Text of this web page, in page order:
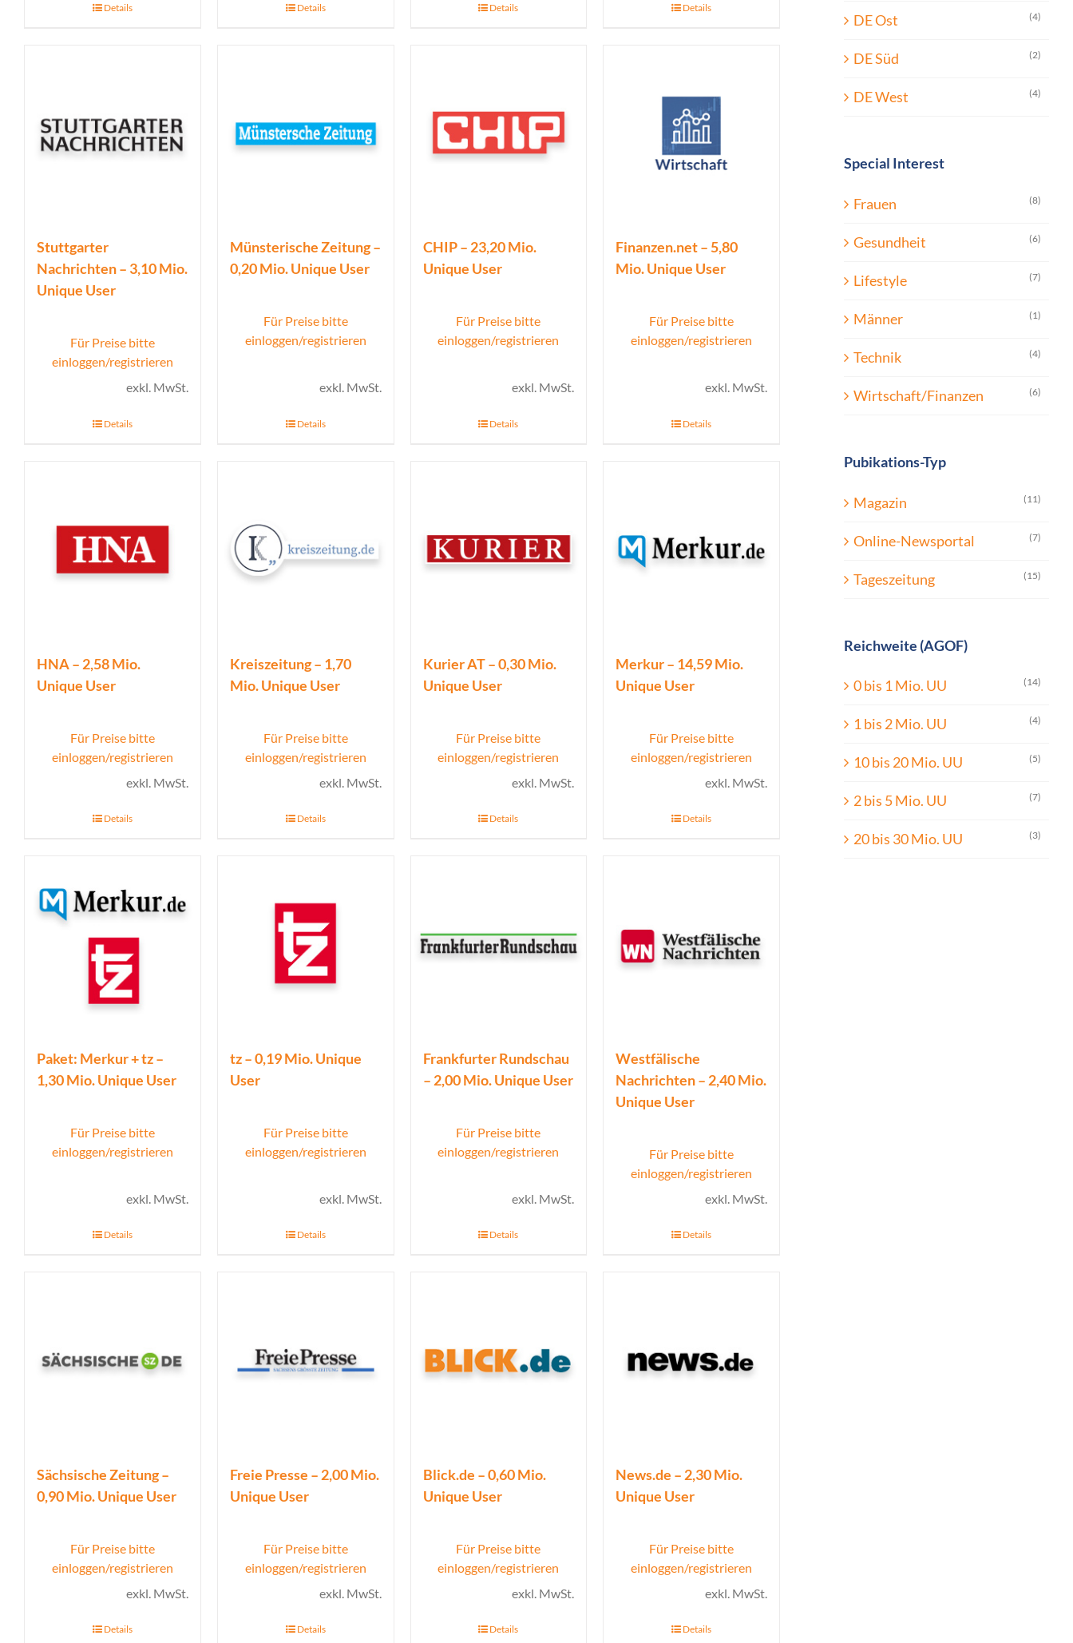
Details Details Details Details
Stuttgarter
Nachrichten – 3,10 Mio.
Unique User
Für Preise bitte
einloggen/registrieren
exkl. MwSt.
Details
Münsterische Zeitung –
0,20 Mio. Unique User
Für Preise bitte
einloggen/registrieren
exkl. MwSt.
Details
CHIP – 23,20 Mio.
Unique User
Für Preise bitte
einloggen/registrieren
exkl. MwSt.
Details
Finanzen.net – 5,80
Mio. Unique User
Für Preise bitte
einloggen/registrieren
exkl. MwSt.
Details
HNA – 2,58 Mio.
Unique User
Für Preise bitte
einloggen/registrieren
exkl. MwSt.
Details
Kreiszeitung – 1,70
Mio. Unique User
Für Preise bitte
einloggen/registrieren
exkl. MwSt.
Details
Kurier AT – 0,30 Mio.
Unique User
Für Preise bitte
einloggen/registrieren
exkl. MwSt.
Details
Merkur – 14,59 Mio.
Unique User
Für Preise bitte
einloggen/registrieren
exkl. MwSt.
Details
Paket: Merkur + tz –
1,30 Mio. Unique User
Für Preise bitte
einloggen/registrieren
exkl. MwSt.
Details
tz – 0,19 Mio. Unique
User
Für Preise bitte
einloggen/registrieren
exkl. MwSt.
Details
Frankfurter Rundschau
– 2,00 Mio. Unique User
Für Preise bitte
einloggen/registrieren
exkl. MwSt.
Details
Westfälische
Nachrichten – 2,40 Mio.
Unique User
Für Preise bitte
einloggen/registrieren
exkl. MwSt.
Details
Sächsische Zeitung –
0,90 Mio. Unique User
Für Preise bitte
einloggen/registrieren
exkl. MwSt.
Details
Freie Presse – 2,00 Mio.
Unique User
Für Preise bitte
einloggen/registrieren
exkl. MwSt.
Details
Blick.de – 0,60 Mio.
Unique User
Für Preise bitte
einloggen/registrieren
exkl. MwSt.
Details
News.de – 2,30 Mio.
Unique User
Für Preise bitte
einloggen/registrieren
exkl. MwSt.
Details
DE Ost (4)
DE Süd (2)
DE West (4)
Special Interest
Frauen (8)
Gesundheit (6)
Lifestyle (7)
Männer (1)
Technik (4)
Wirtschaft/Finanzen (6)
Pubikations-Typ
Magazin (11)
Online-Newsportal (7)
Tageszeitung (15)
Reichweite (AGOF)
0 bis 1 Mio. UU (14)
1 bis 2 Mio. UU (4)
10 bis 20 Mio. UU (5)
2 bis 5 Mio. UU (7)
20 bis 30 Mio. UU (3)